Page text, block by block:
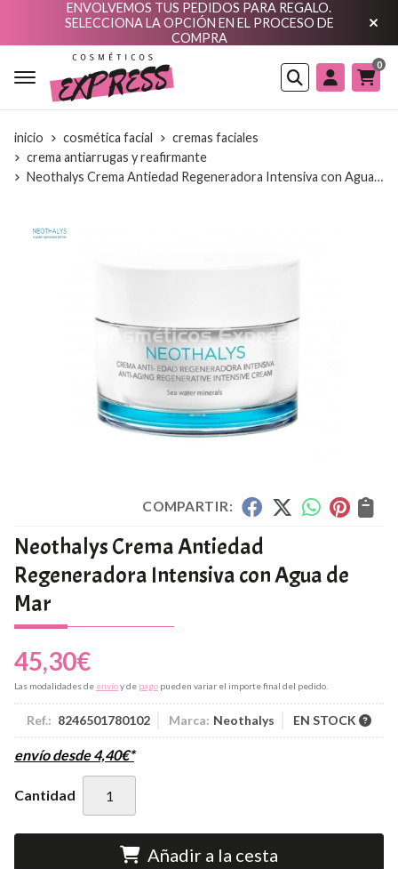
ENVOLVEMOS TUS PEDIDOS PARA REGALO.
SELECCIONA LA OPCIÓN EN EL PROCESO DE
COMPRA
Buscar
0
inicio cosmética facial
cremas faciales
crema antiarrugas y reafirmante
Neothalys Crema Antiedad Regeneradora Intensiva con Agua de Mar
COMPARTIR:
Neothalys Crema Antiedad
Regeneradora Intensiva con Agua de
Mar
45,30€
Las modalidades de envíoy de pago pueden variar el importe final del pedido.
Ref.: 8246501780102 Marca: Neothalys EN STOCK
envío desde4,40€*
Cantidad
Añadir a la cesta